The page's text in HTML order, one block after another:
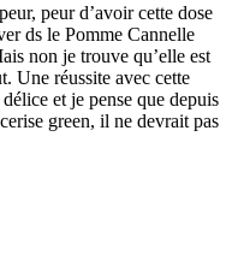
peur d’avoir cette dose
ds le Pomme Cannelle
non je trouve qu’elle est
Une réussite avec cette
et je pense que depuis
green, il ne devrait pas